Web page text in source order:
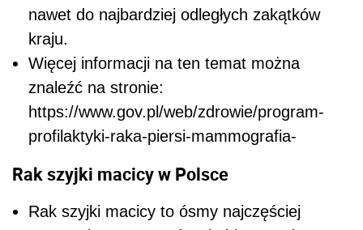
nawet do najbardziej odległych zakątków
kraju.
Więcej informacji na ten temat można
znaleźć na stronie:
https://www.gov.pl/web/zdrowie/program-
profilaktyki-raka-piersi-mammografia-
Rak szyjki macicy w Polsce
Rak szyjki macicy to ósmy najczęściej